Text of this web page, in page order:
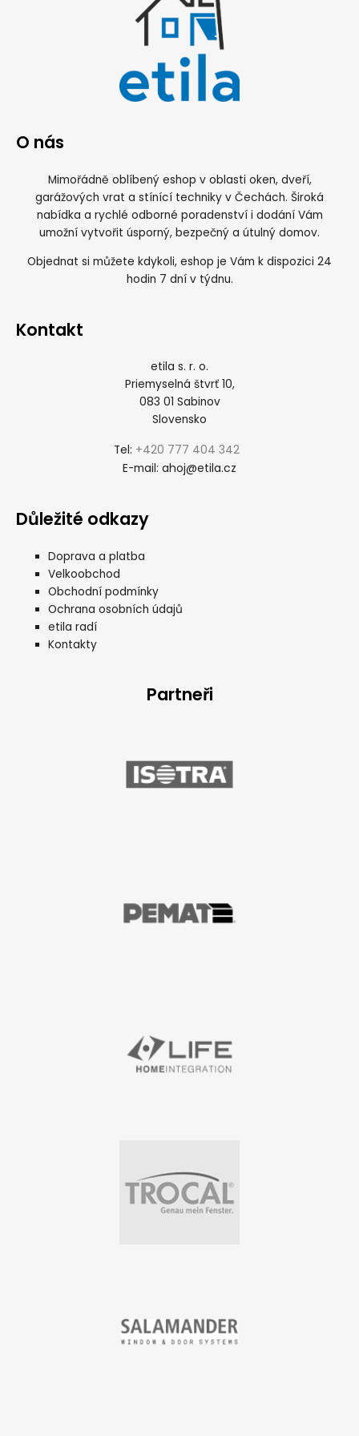
O nás
Mimořádně oblíbený eshop v oblasti oken, dveří,
garážových vrat a stínící techniky v Čechách. Široká
nabídka a rychlé odborné poradenství i dodání Vám
umožní vytvořit úsporný, bezpečný a útulný domov.
Objednat si můžete kdykoli, eshop je Vám k dispozici 24
hodin 7 dní v týdnu.
Kontakt
etila s. r. o.
Priemyselná štvrť 10,
083 01 Sabinov
Slovensko
Tel: +420 777 404 342
E-mail: ahoj@etila.cz
Důležité odkazy
Doprava a platba
Velkoobchod
Obchodní podmínky
Ochrana osobních údajů
etila radí
Kontakty
Partneři